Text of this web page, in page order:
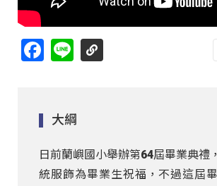
Facebook
Line
大綱
日前蘭嶼國小舉辦第64屆畢業典禮
統服飾為畢業生祝福，不過這屆